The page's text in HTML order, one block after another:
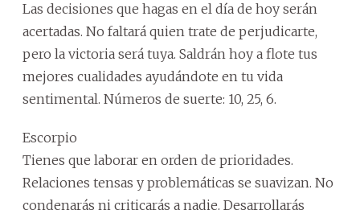
Las decisiones que hagas en el día de hoy serán
acertadas. No faltará quien trate de perjudicarte,
pero la victoria será tuya. Saldrán hoy a flote tus
mejores cualidades ayudándote en tu vida
sentimental. Números de suerte: 10, 25, 6.
Escorpio
Tienes que laborar en orden de prioridades.
Relaciones tensas y problemáticas se suavizan. No
condenarás ni criticarás a nadie. Desarrollarás